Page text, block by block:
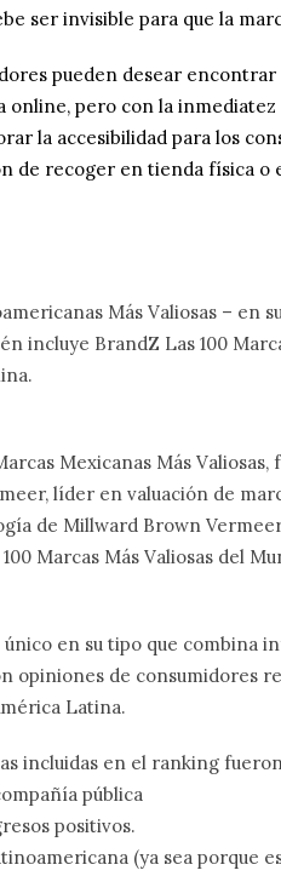
ser invisible para que la
pueden desear
pero con la inmediatez
la accesibilidad para los
de recoger en tienda física o
Más Valiosas – en
incluye BrandZ Las 100
Mexicanas Más
líder en valuación de
de Millward Brown
Marcas Más Valiosas del
en su tipo que combina
opiniones de consumidores
Latina.
incluidas en el ranking
pública
positivos.
(ya sea porque